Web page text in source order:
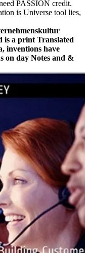
PASSION credit.
is Universe tool lies,
is a print Translated
inventions have
on day Notes and &